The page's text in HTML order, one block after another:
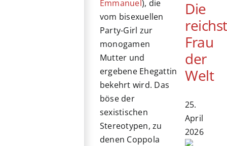
Emmanuel ), die
vom bisexuellen
Party-Girl zur
monogamen
Mutter und
ergebene Ehegattin
bekehrt wird. Das
böse der
sexistischen
Stereotypen, zu
denen Coppola
Die
Frau
der
Welt
25.
April
2026